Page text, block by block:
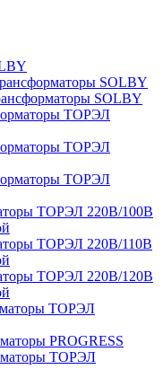
SOLBY
SOLBY
ТОРЭЛ
ТОРЭЛ
ТОРЭЛ
ТОРЭЛ 220В/100В
ТОРЭЛ 220В/110В
ТОРЭЛ 220В/120В
ТОРЭЛ
PROGRESS
ТОРЭЛ